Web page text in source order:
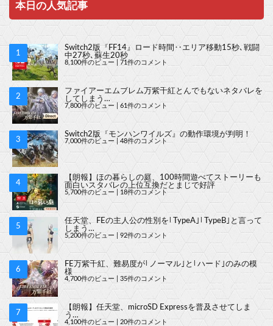
本日の人気記事
Switch2版『FF14』ロード時間‥エリア移動15秒､戦闘
中27秒､蘇生20秒
8,100件のビュー 71件のコメント
ファイアーエムブレム万紫千紅とんでもないネタバレを
してしまう…
7,800件のビュー 61件のコメント
Switch2版『モンハンワイルズ』の動作環境が判明！
7,000件のビュー 48件のコメント
【朗報】ほの暮らしの庭、100時間遊べてストーリーも
面白いスタバレの上位互換だとまじで好評
5,700件のビュー |18件のコメント
任天堂、FEの主人公の性別を｢TypeA｣｢TypeB｣と言って
しまう…
5,200件のビュー 92件のコメント
FE万紫千紅、難易度が｢ノーマル｣と｢ハード｣のみの模
様
4,700件のビュー 35件のコメント
【朗報】任天堂、microSD Expressを普及させてしま
う…
4,100件のビュー 20件のコメント